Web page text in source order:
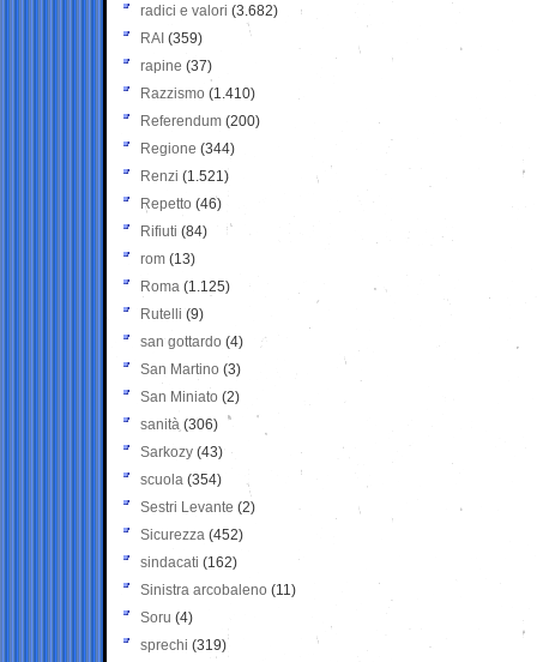
radici e valori (3.682)
RAI (359)
rapine (37)
Razzismo (1.410)
Referendum (200)
Regione (344)
Renzi (1.521)
Repetto (46)
Rifiuti (84)
rom (13)
Roma (1.125)
Rutelli (9)
san gottardo (4)
San Martino (3)
San Miniato (2)
sanità (306)
Sarkozy (43)
scuola (354)
Sestri Levante (2)
Sicurezza (452)
sindacati (162)
Sinistra arcobaleno (11)
Soru (4)
sprechi (319)